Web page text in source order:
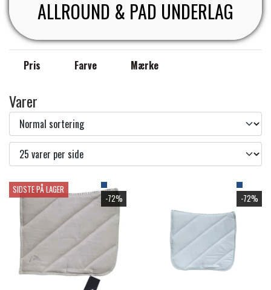
PREMIER EQUINE GROOMING & STALD
PREMIER EQUINE RYTTER
LIKIT
NAF
PHARMACARE
PREMIER EQUINE
RACING TACK
ALLROUND & PAD UNDERLAG
Pris Farve Mærke
Varer
SIDSTE PÅ LAGER
-72% -72%